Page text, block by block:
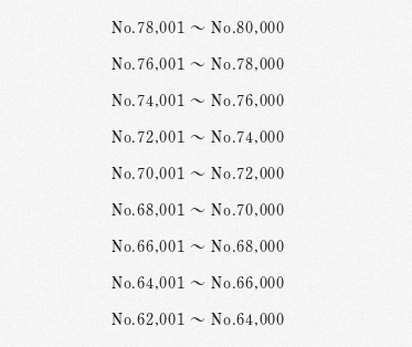
No.78,001 ～ No.80,000
No.76,001 ～ No.78,000
No.74,001 ～ No.76,000
No.72,001 ～ No.74,000
No.70,001 ～ No.72,000
No.68,001 ～ No.70,000
No.66,001 ～ No.68,000
No.64,001 ～ No.66,000
No.62,001 ～ No.64,000